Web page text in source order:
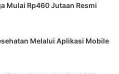
Mulai Rp460 Jutaan Resmi
Melalui Aplikasi Mobile